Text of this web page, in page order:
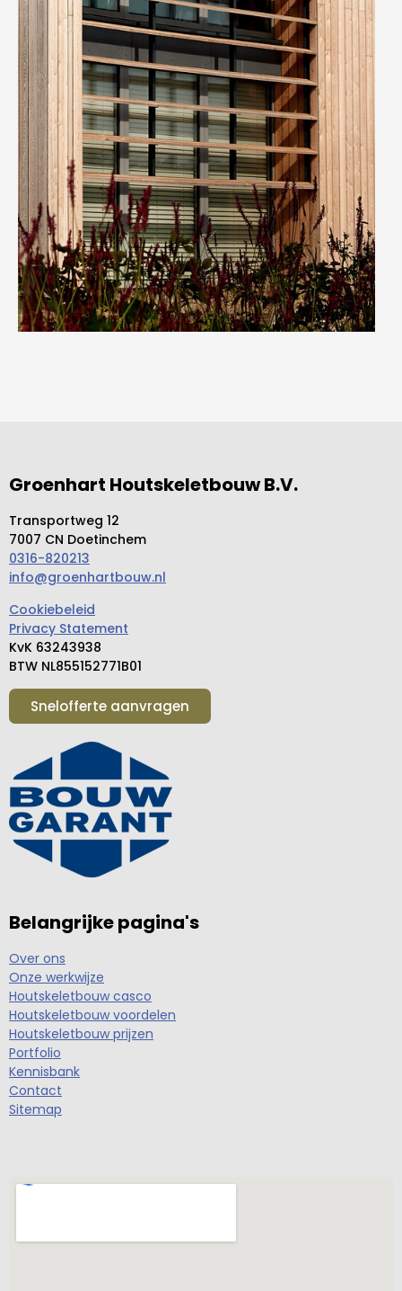
Groenhart Houtskeletbouw B.V.
Transportweg 12
7007 CN Doetinchem
0316-820213
info@groenhartbouw.nl
Cookiebeleid
Privacy Statement
KvK 63243938
BTW NL855152771B01
Snelofferte aanvragen
Belangrijke pagina's
Over ons
Onze werkwijze
Houtskeletbouw casco
Houtskeletbouw voordelen
Houtskeletbouw prijzen
Portfolio
Kennisbank
Contact
Sitemap